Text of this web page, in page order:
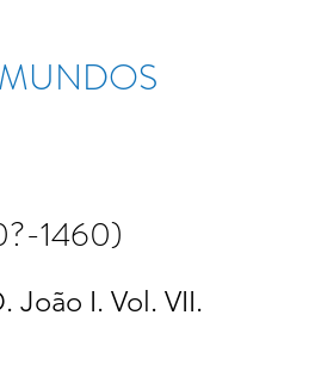
1460)
João I. Vol. VII.